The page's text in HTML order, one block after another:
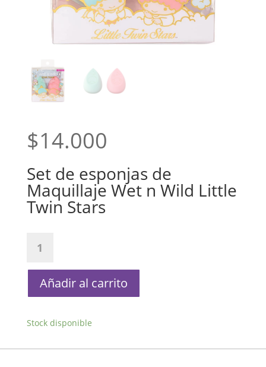
$14.000
Set de esponjas de
Maquillaje Wet n Wild Little
Twin Stars
Maquillaje
n
Little
Añadir al carrito
Stock disponible